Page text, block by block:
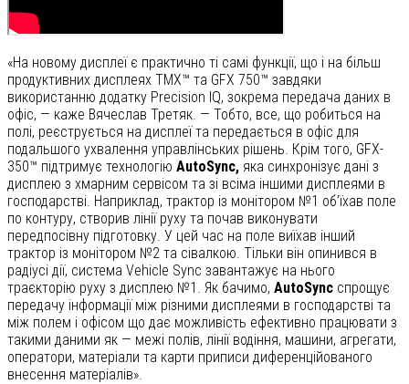
«На новому дисплеї є практично ті самі функції, що і на більш
продуктивних дисплеях TMX™ та GFX 750™ завдяки
використанню додатку Precision IQ, зокрема передача даних в
офіс, — каже Вячеслав Третяк. — Тобто, все, що робиться на
полі, реєструється на дисплеї та передається в офіс для
подальшого ухвалення управлінських рішень. Крім того, GFX-
350™ підтримує технологію AutoSync, яка синхронізує дані з
дисплею з хмарним сервісом та зі всіма іншими дисплеями в
господарстві. Наприклад, трактор із монітором №1 об’їхав поле
по контуру, створив лінії руху та почав виконувати
передпосівну підготовку. У цей час на поле виїхав інший
трактор із монітором №2 та сівалкою. Тільки він опинився в
радіусі дії, система Vehicle Sync завантажує на нього
траєкторію руху з дисплею №1. Як бачимо, AutoSync спрощує
передачу інформації між різними дисплеями в господарстві та
між полем і офісом що дає можливість ефективно працювати з
такими даними як — межі полів, лінії водіння, машини, агрегати,
оператори, матеріали та карти приписи диференційованого
внесення матеріалів».